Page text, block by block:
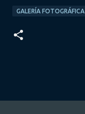
GALERÍA FOTOGRÁFICA